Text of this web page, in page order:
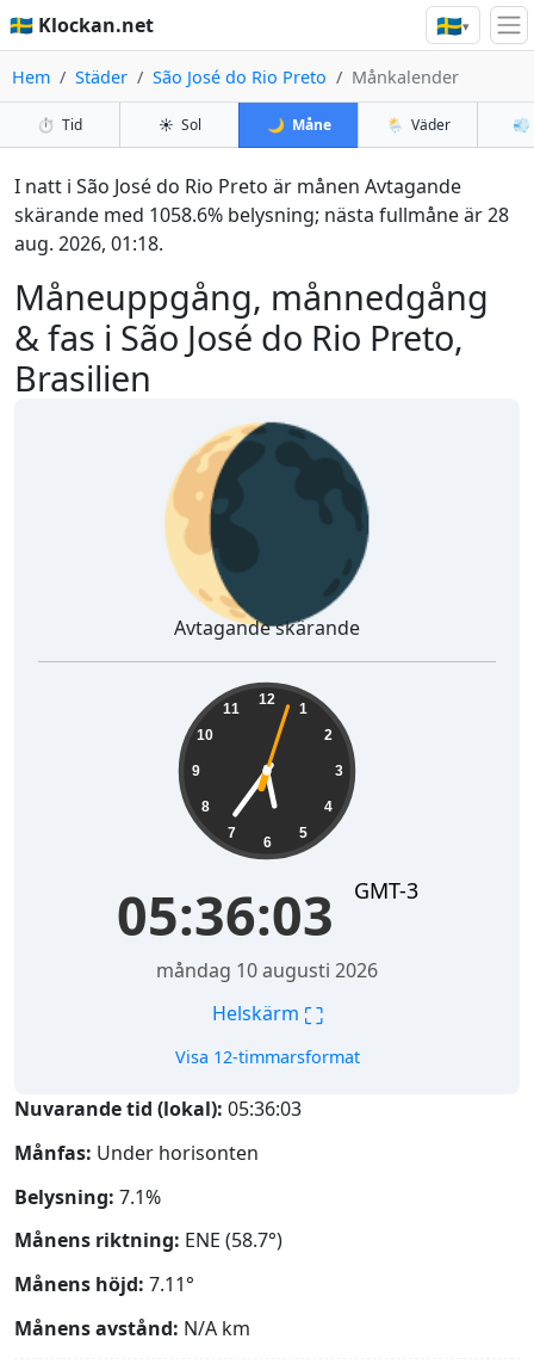
🇸🇪 Klockan.net 🇸🇪▾
Hem Städer São José do Rio Preto Månkalender
⏱️ Tid ☀️ Sol 🌙 Måne 🌦️ Väder 💨
Måneuppgång, månnedgång
& fas i São José do Rio Preto,
Brasilien
I natt i São José do Rio Preto är månen Avtagande
skärande med 1058.6% belysning; nästa fullmåne är 28
aug. 2026, 01:18.
🌘
Avtagande skärande
12
1
2
3
4
5
6
7
8
9
10
11
05:36:04 GMT-3
måndag 10 augusti 2026
Helskärm ⛶
Visa 12-timmarsformat
Nuvarande tid (lokal): 05:36:04
Månfas: Under horisonten
Belysning: 7.1%
Månens riktning: ENE (58.7°)
Månens höjd: 7.11°
Månens avstånd: N/A km